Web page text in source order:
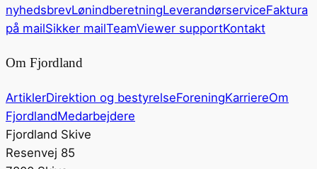
nyhedsbrevLønindberetningLeverandørserviceFaktura
på mailSikker mailTeamViewer supportKontakt
Om Fjordland
ArtiklerDirektion og bestyrelseForeningKarriereOm
FjordlandMedarbejdere
Fjordland Skive
Resenvej 85